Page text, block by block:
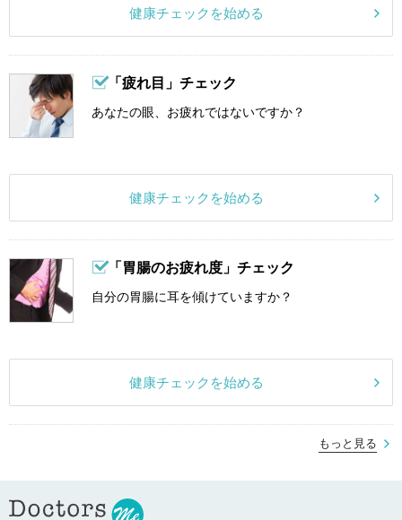
健康チェックを始める
「疲れ目」チェック
あなたの眼、お疲れではないですか？
健康チェックを始める
「胃腸のお疲れ度」チェック
自分の胃腸に耳を傾けていますか？
健康チェックを始める
もっと見る